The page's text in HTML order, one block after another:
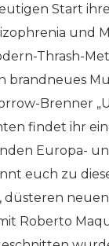
Start
und
Thrash-
brandneues
Brenner
findet ihr
Europa-
euch zu
neuen
Roberto